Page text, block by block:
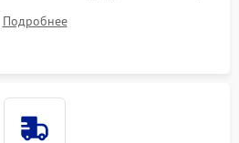
перегрева и замыканий.
Подробнее